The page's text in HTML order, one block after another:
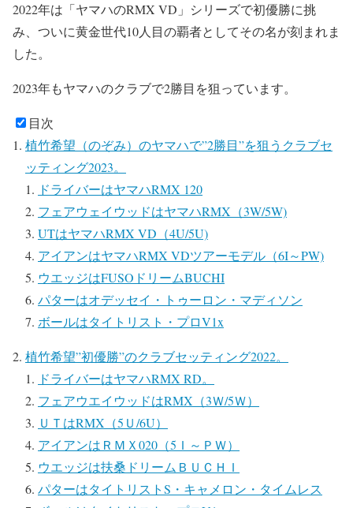
2022年は「ヤマハのRMX VD」シリーズで初優勝に挑
み、ついに黄金世代10人目の覇者としてその名が刻まれま
した。
2023年もヤマハのクラブで2勝目を狙っています。
目次
植竹希望（のぞみ）のヤマハで”2勝目”を狙うクラブセ
ッティング2023。
ドライバーはヤマハRMX 120
フェアウェイウッドはヤマハRMX（3W/5W)
UTはヤマハRMX VD（4U/5U)
アイアンはヤマハRMX VDツアーモデル（6I～PW)
ウエッジはFUSOドリームBUCHI
パターはオデッセイ・トゥーロン・マディソン
ボールはタイトリスト・プロV1x
植竹希望”初優勝”のクラブセッティング2022。
ドライバーはヤマハRMX RD。
フェアウエイウッドはRMX（3Ｗ/5Ｗ）
ＵＴはRMX（5Ｕ/6U）
アイアンはＲＭＸ020（5Ｉ～ＰＷ）
ウエッジは扶桑ドリームＢＵＣＨＩ
パターはタイトリストS・キャメロン・タイムレス